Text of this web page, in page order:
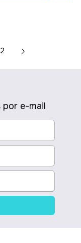
por e-mail